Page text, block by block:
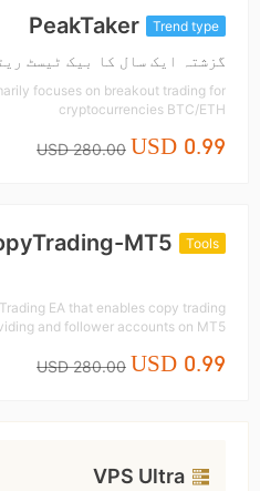
Trend type
PeakTaker
گزشتہ ایک سال کا بیک ٹیسٹ
focuses on breakout trading for
cryptocurrencies BTC/ETH
USD 0.99
USD 280.00
Tools
MT5
EA that enables copy trading
and follower accounts on MT5
USD 0.99
USD 280.00
VPS Ultra